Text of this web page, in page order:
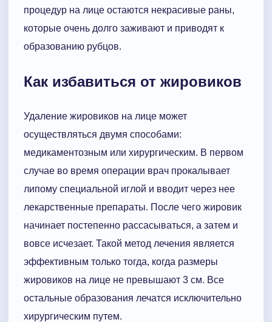
процедур на лице остаются некрасивые раны,
которые очень долго заживают и приводят к
образованию рубцов.
Как избавиться от жировиков
Удаление жировиков на лице может
осуществляться двумя способами:
медикаментозным или хирургическим. В первом
случае во время операции врач прокалывает
липому специальной иглой и вводит через нее
лекарственные препараты. После чего жировик
начинает постепенно рассасываться, а затем и
вовсе исчезает. Такой метод лечения является
эффективным только тогда, когда размеры
жировиков на лице не превышают 3 см. Все
остальные образования лечатся исключительно
хирургическим путем.